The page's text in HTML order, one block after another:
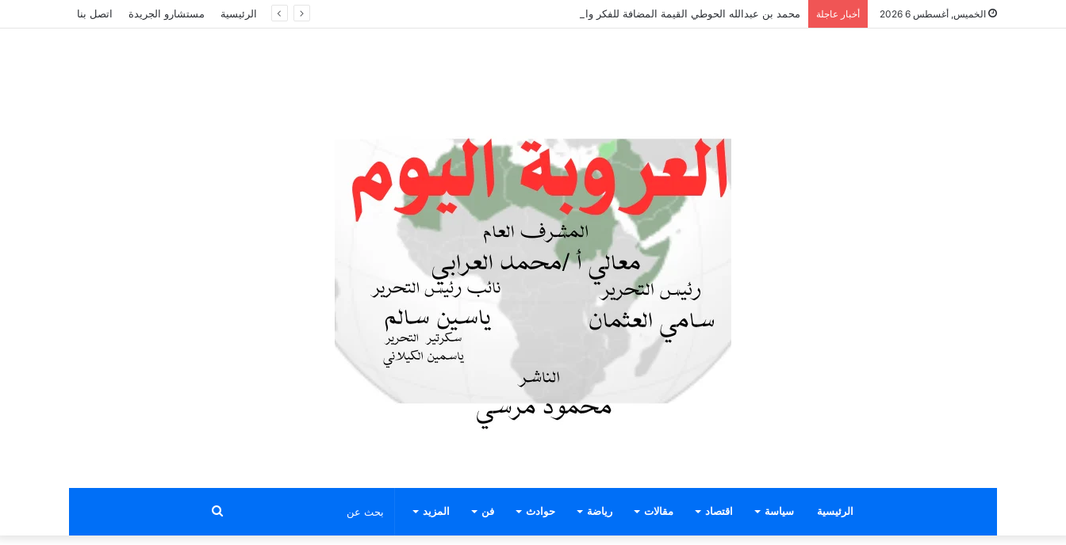
الخميس, أغسطس 6 2026 أخبار عاجلة محمد بن عبدالله الحوطي القيمة المضافة للفكر والثقافة والتاريخ ! الرئيسية مستشارو الجريدة اتصل بنا
الرئيسية سياسة اقتصاد مقالات رياضة حوادث فن المزيد بحث